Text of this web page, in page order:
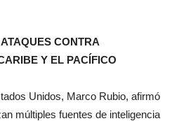
CONTRA
Y EL PACÍFICO
Unidos, Marco Rubio, afirmó
múltiples fuentes de inteligencia